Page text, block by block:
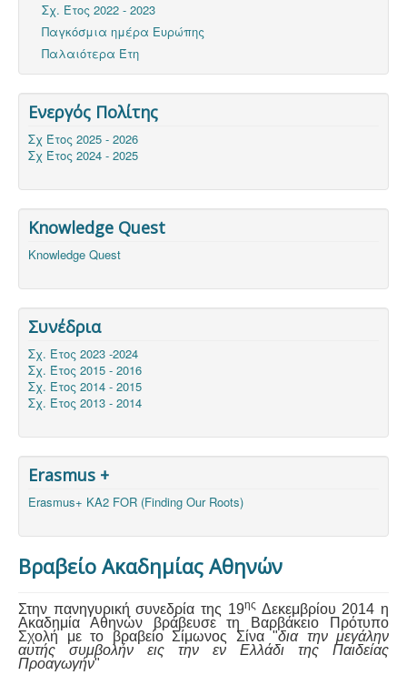
Σχ. Έτος 2022 - 2023
Παγκόσμια ημέρα Ευρώπης
Παλαιότερα Έτη
Ενεργός Πολίτης
Σχ Έτος 2025 - 2026
Σχ Έτος 2024 - 2025
Knowledge Quest
Knowledge Quest
Συνέδρια
Σχ. Έτος 2023 -2024
Σχ. Έτος 2015 - 2016
Σχ. Έτος 2014 - 2015
Σχ. Έτος 2013 - 2014
Erasmus +
Erasmus+ KA2 FOR (Finding Our Roots)
Βραβείο Ακαδημίας Αθηνών
Στην πανηγυρική συνεδρία της 19ηςΔεκεμβρίου 2014 η
Ακαδημία Αθηνών βράβευσε τη Βαρβάκειο Πρότυπο
Σχολή με το βραβείο Σίμωνος Σίνα "δια την μεγάλην
αυτής συμβολήν εις την εν Ελλάδι της Παιδείας
Προαγωγήν"